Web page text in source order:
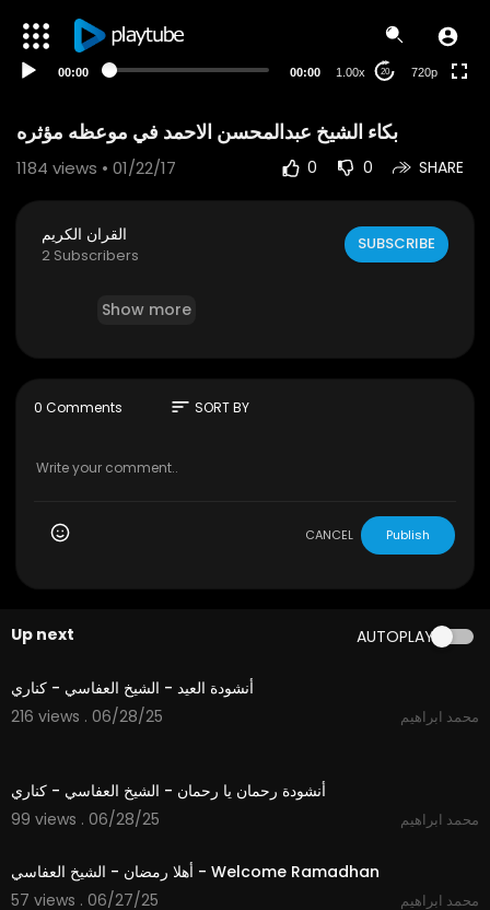
00:00 00:00 1.00x 20 720p
1184 views • 01/22/17 0 0 SHARE
القران الكريم
2 Subscribers
SUBSCRIBE
Show more
0 Comments sort SORT BY
CANCEL Publish
Up next AUTOPLAY
3:57
أنشودة العيد - الشيخ العفاسي - كناري
216 views . 06/28/25
محمد ابراهيم
أنشودة رحمان يا رحمان - الشيخ العفاسي - كناري
99 views . 06/28/25
محمد ابراهيم
أهلا رمضان - الشيخ العفاسي - Welcome Ramadhan
57 views . 06/27/25
محمد ابراهيم